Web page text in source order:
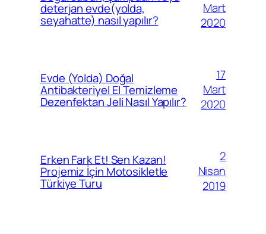
deterjan evde(yolda,
seyahatte) nasıl yapılır?
Mart
2020
Evde (Yolda) Doğal
Antibakteriyel El Temizleme
Dezenfektan Jeli Nasıl Yapılır?
17
Mart
2020
Erken Fark Et! Sen Kazan!
Projemiz İçin Motosikletle
Türkiye Turu
2
Nisan
2019